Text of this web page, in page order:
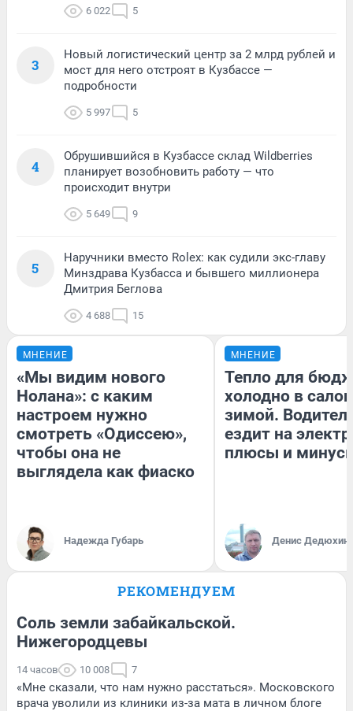
6 022 5
3
Новый логистический центр за 2 млрд рублей и
мост для него отстроят в Кузбассе —
подробности
5 997 5
4
Обрушившийся в Кузбассе склад Wildberries
планирует возобновить работу — что
происходит внутри
5 649 9
5
Наручники вместо Rolex: как судили экс-главу
Минздрава Кузбасса и бывшего миллионера
Дмитрия Беглова
4 688 15
МНЕНИЕ
«Мы видим нового
Нолана»: с каким
настроем нужно
смотреть «Одиссею»,
чтобы она не
выглядела как фиаско
Надежда Губарь
МНЕНИЕ
Тепло для
холодно в
зимой.
ездит на
плюсы и
Денис Дедюхин
РЕКОМЕНДУЕМ
Соль земли забайкальской.
Нижегородцевы
14 часов 10 008 7
«Мне сказали, что нам нужно расстаться». Московского
врача уволили из клиники из-за мата в личном блоге